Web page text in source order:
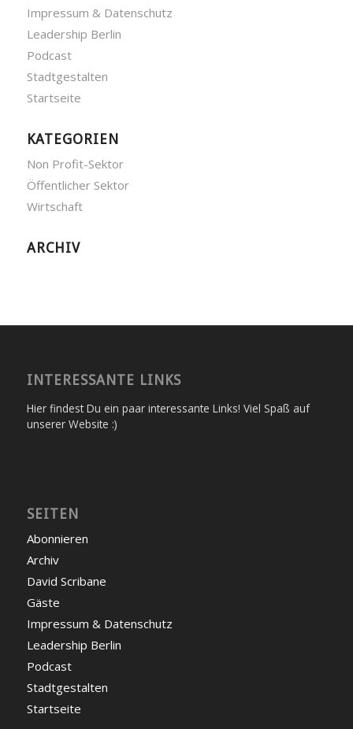
Impressum & Datenschutz
Leadership Berlin
Podcast
Stadtgestalten
Startseite
KATEGORIEN
Non Profit-Sektor
Öffentlicher Sektor
Wirtschaft
ARCHIV
INTERESSANTE LINKS
Hier findest Du ein paar interessante Links! Viel Spaß auf
unserer Website :)
SEITEN
Abonnieren
Archiv
David Scribane
Gäste
Impressum & Datenschutz
Leadership Berlin
Podcast
Stadtgestalten
Startseite